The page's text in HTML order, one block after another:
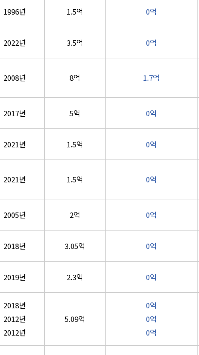
1996년 1.5억 0억
2022년 3.5억 0억
2008년 8억 1.7억
2017년 5억 0억
2021년 1.5억 0억
2021년 1.5억 0억
2005년 2억 0억
2018년 3.05억 0억
2019년 2.3억 0억
2018년
2012년
2012년
5.09억
0억
0억
0억